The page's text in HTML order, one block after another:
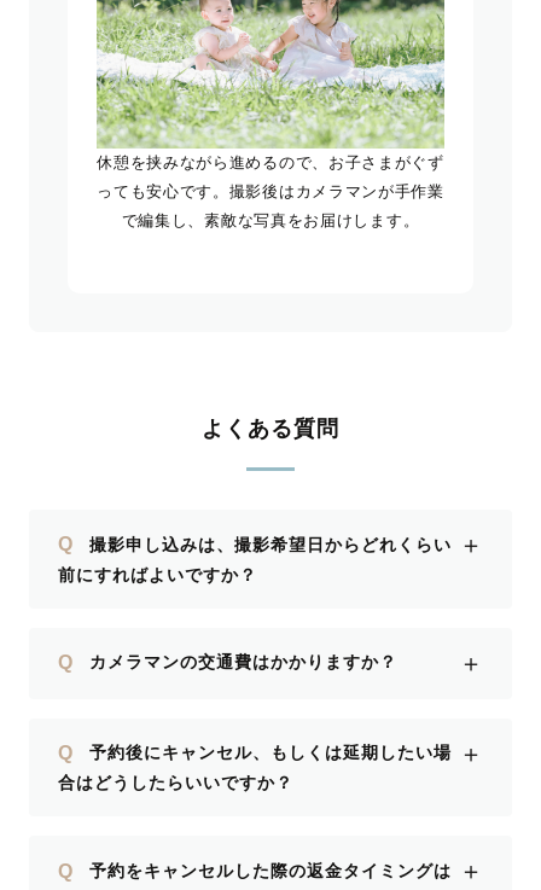
休憩を挟みながら進めるので、お子さまがぐず
っても安心です。撮影後はカメラマンが手作業
で編集し、素敵な写真をお届けします。
よくある質問
Q
撮影申し込みは、撮影希望日からどれくらい
前にすればよいですか？
＋
Q カメラマンの交通費はかかりますか？ ＋
Q
予約後にキャンセル、もしくは延期したい場
合はどうしたらいいですか？
＋
Q
予約をキャンセルした際の返金タイミングは
＋